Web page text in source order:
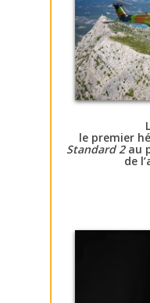
le premier
Standard 2au
de